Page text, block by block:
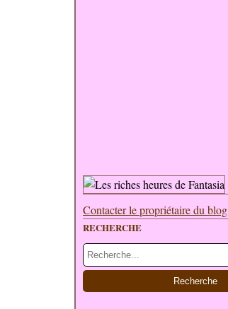
Contacter le propriétaire du blog
RECHERCHE